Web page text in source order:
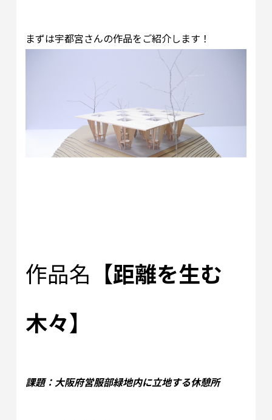
まずは宇都宮さんの作品をご紹介します！
作品名 【距離を生む
木々】
課題：大阪府営服部緑地内に立地する休憩所